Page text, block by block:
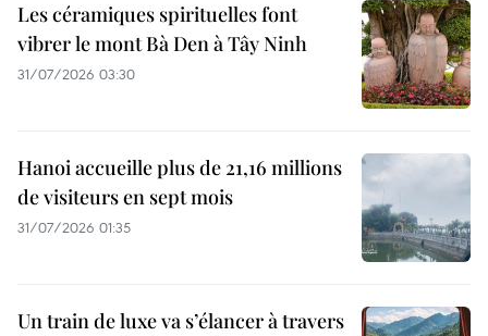
Les céramiques spirituelles font
vibrer le mont Bà Den à Tây Ninh
31/07/2026 03:30
Hanoi accueille plus de 21,16 millions
de visiteurs en sept mois ​
31/07/2026 01:35
Un train de luxe va s’élancer à travers